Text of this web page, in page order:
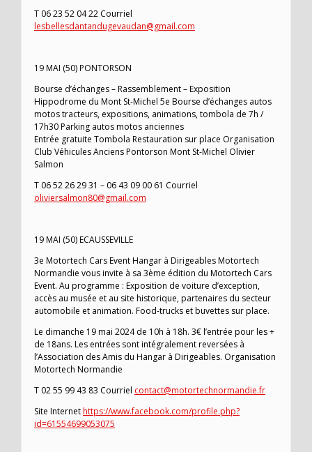
T 06 23 52 04 22 Courriel
lesbellesdantandugevaudan@gmail.com
19 MAI (50) PONTORSON
Bourse d’échanges – Rassemblement – Exposition
Hippodrome du Mont St-Michel 5e Bourse d’échanges autos
motos tracteurs, expositions, animations, tombola de 7h /
17h30 Parking autos motos anciennes
Entrée gratuite Tombola Restauration sur place Organisation
Club Véhicules Anciens Pontorson Mont St-Michel Olivier
Salmon
T 06 52 26 29 31 – 06 43 09 00 61 Courriel
oliviersalmon80@gmail.com
19 MAI (50) ECAUSSEVILLE
3e Motortech Cars Event Hangar à Dirigeables Motortech
Normandie vous invite à sa 3ème édition du Motortech Cars
Event. Au programme : Exposition de voiture d’exception,
accès au musée et au site historique, partenaires du secteur
automobile et animation. Food-trucks et buvettes sur place.
Le dimanche 19 mai 2024 de 10h à 18h. 3€ l’entrée pour les +
de 18ans. Les entrées sont intégralement reversées à
l’Association des Amis du Hangar à Dirigeables. Organisation
Motortech Normandie
T 02 55 99 43 83 Courriel contact@motortechnormandie.fr
Site Internethttps://www.facebook.com/profile.php?
id=61554699053075